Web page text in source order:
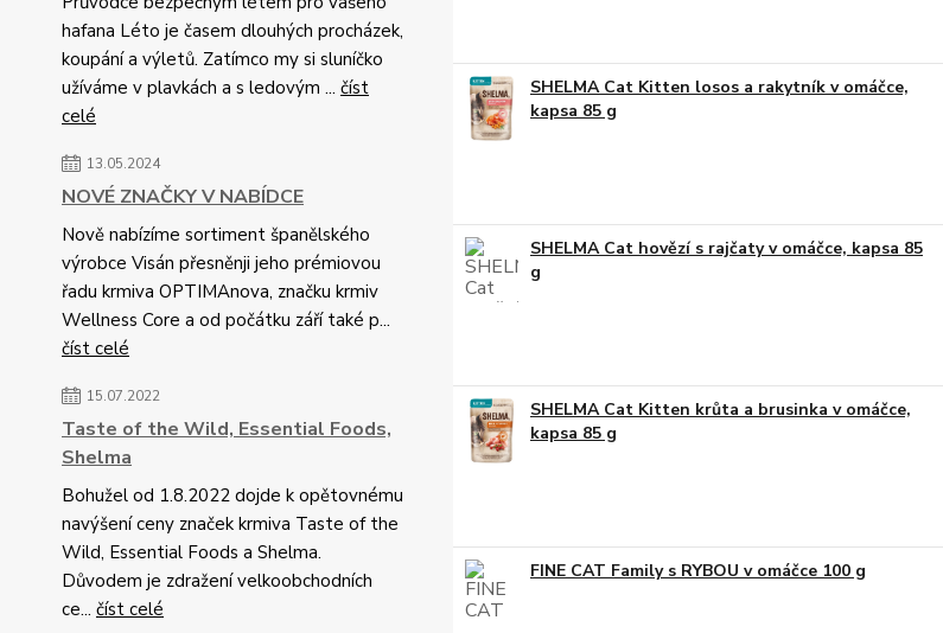
hafana Léto je časem dlouhých procházek,
koupání a výletů. Zatímco my si sluníčko
užíváme v plavkách a s ledovým ... číst
celé
13.05.2024
NOVÉ ZNAČKY V NABÍDCE
Nově nabízíme sortiment španělského
výrobce Visán přesněnji jeho prémiovou
řadu krmiva OPTIMAnova, značku krmiv
Wellness Core a od počátku září také p...
číst celé
15.07.2022
Taste of the Wild, Essential Foods,
Shelma
Bohužel od 1.8.2022 dojde k opětovnému
navýšení ceny značek krmiva Taste of the
Wild, Essential Foods a Shelma.
Důvodem je zdražení velkoobchodních
ce... číst celé
SHELMA Cat Kitten losos a rakytník v omáčce,
kapsa 85 g
SHELMA Cat hovězí s rajčaty v omáčce, kapsa 85
g
SHELMA Cat Kitten krůta a brusinka v omáčce,
kapsa 85 g
FINE CAT Family s RYBOU v omáčce 100 g